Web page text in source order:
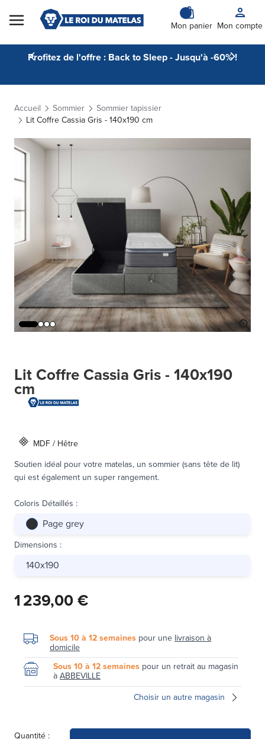
Skip to Content
Mon panier Mon compte
Profitez de l'offre : Back to Sleep - Jusqu'à -60% !
Accueil Sommier
Sommier tapissier
Lit Coffre Cassia Gris - 140x190 cm
Lit Coffre Cassia Gris - 140x190
cm
MDF / Hêtre
Soutien idéal pour votre matelas, un sommier (sans tête de lit)
qui est également un super rangement.
Coloris Détaillés :
Page grey
Dimensions :
140x190
1 239,00 €
Sous 10 à 12 semaines pour une livraison à
domicile
Sous 10 à 12 semaines pour un retrait au magasin
àABBEVILLE
Choisir un autre magasin
Quantité :